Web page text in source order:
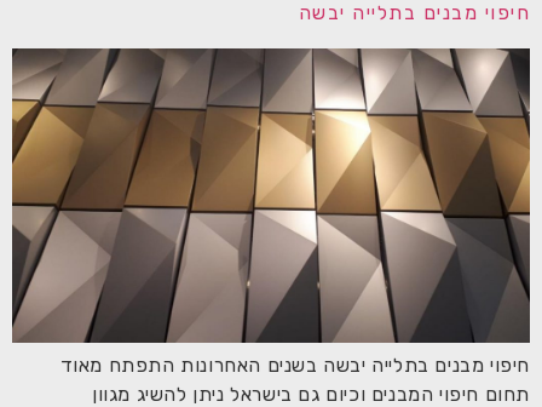
חיפוי מבנים בתלייה יבשה
חיפוי מבנים בתלייה יבשה בשנים האחרונות התפתח מאוד
תחום חיפוי המבנים וכיום גם בישראל ניתן להשיג מגוון